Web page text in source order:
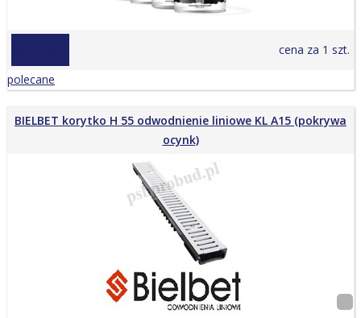
cena za 1 szt.
polecane
BIELBET korytko H 55 odwodnienie liniowe KL A15 (pokrywa
ocynk)